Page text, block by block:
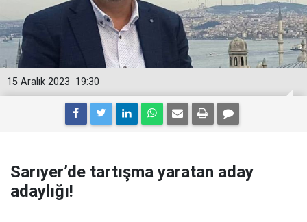
19:30
15 Aralık 2023
Sarıyer’de tartışma yaratan aday
adaylığı!